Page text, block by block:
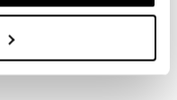
Tommy - Eau de Toilette Spray
399 kr (ord.469kr)